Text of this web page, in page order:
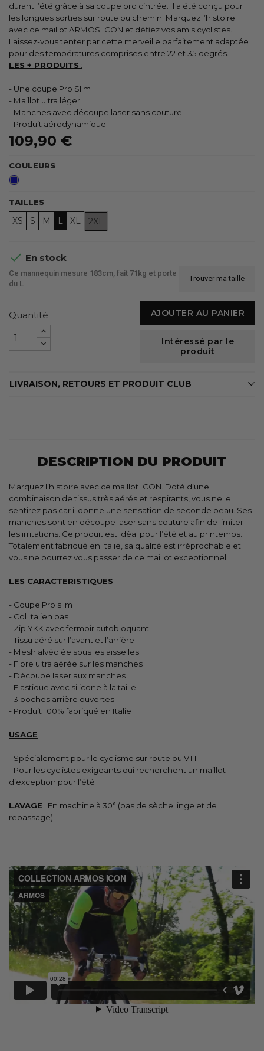
durant l’été grâce à sa coupe pro cintrée. Il a été conçu pour
les longues sorties sur route ou chemin. Marquez l’histoire
avec ce maillot ARMOS ICON et défiez vos amis cyclistes.
Laissez-vous tenter par cette merveille parfaitement adaptée
pour des températures comprises entre 22 et 35 degrés.
LES + PRODUITS :
- Une coupe Pro Slim
- Maillot ultra léger
- Manches avec découpe laser sans couture
- Produit aérodynamique
109,90 €
COULEURS
Bleu
TAILLES
XS S M L XL 2XL
 En stock
Ce mannequin mesure 183cm, fait 71kg et porte
du L
Trouver ma taille
Quantité AJOUTER AU PANIER
Intéressé par le
produit
LIVRAISON, RETOURS ET PRODUIT CLUB
DESCRIPTION DU PRODUIT
Marquez l’histoire avec ce maillot ICON. Doté d’une
combinaison de tissus très aérés et respirants, vous ne le
sentirez pas car il donne une sensation de seconde peau. Ses
manches sont en découpe laser sans couture afin de limiter
les irritations. Ce produit est idéal pour l’été et au printemps.
Totalement fabriqué en Italie, sa qualité est irréprochable et
vous ne pourrez vous passer de ce maillot exceptionnel.
LES CARACTERISTIQUES
- Coupe Pro slim
- Col Italien bas
- Zip YKK avec fermoir autobloquant
- Tissu aéré sur l’avant et l’arrière
- Mesh alvéolée sous les aisselles
- Fibre ultra aérée sur les manches
- Découpe laser aux manches
- Elastique avec silicone à la taille
- 3 poches arrière ouvertes
- Produit 100% fabriqué en Italie
USAGE
- Spécialement pour le cyclisme sur route ou VTT
- Pour les cyclistes exigeants qui recherchent un maillot
d’exception pour l’été
LAVAGE : En machine à 30° (pas de sèche linge et de
repassage).